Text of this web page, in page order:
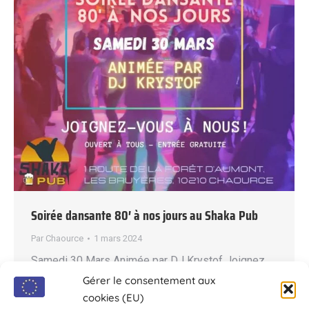
Gérer le consentement aux
cookies (EU)
Soirée dansante 80′ à nos jours au Shaka Pub
Par Chaource 1 mars 2024
Samedi 30 Mars Animée par DJ Krystof Joignez
vous à nous ! Ouvert à tous. Entrée libre.
Restauration sur place. Le Shaka Pub Adresse : 1